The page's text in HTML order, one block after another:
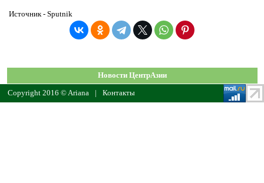
Источник - Sputnik
Новости ЦентрАзии
Copyright 2016 © Ariana
| Контакты